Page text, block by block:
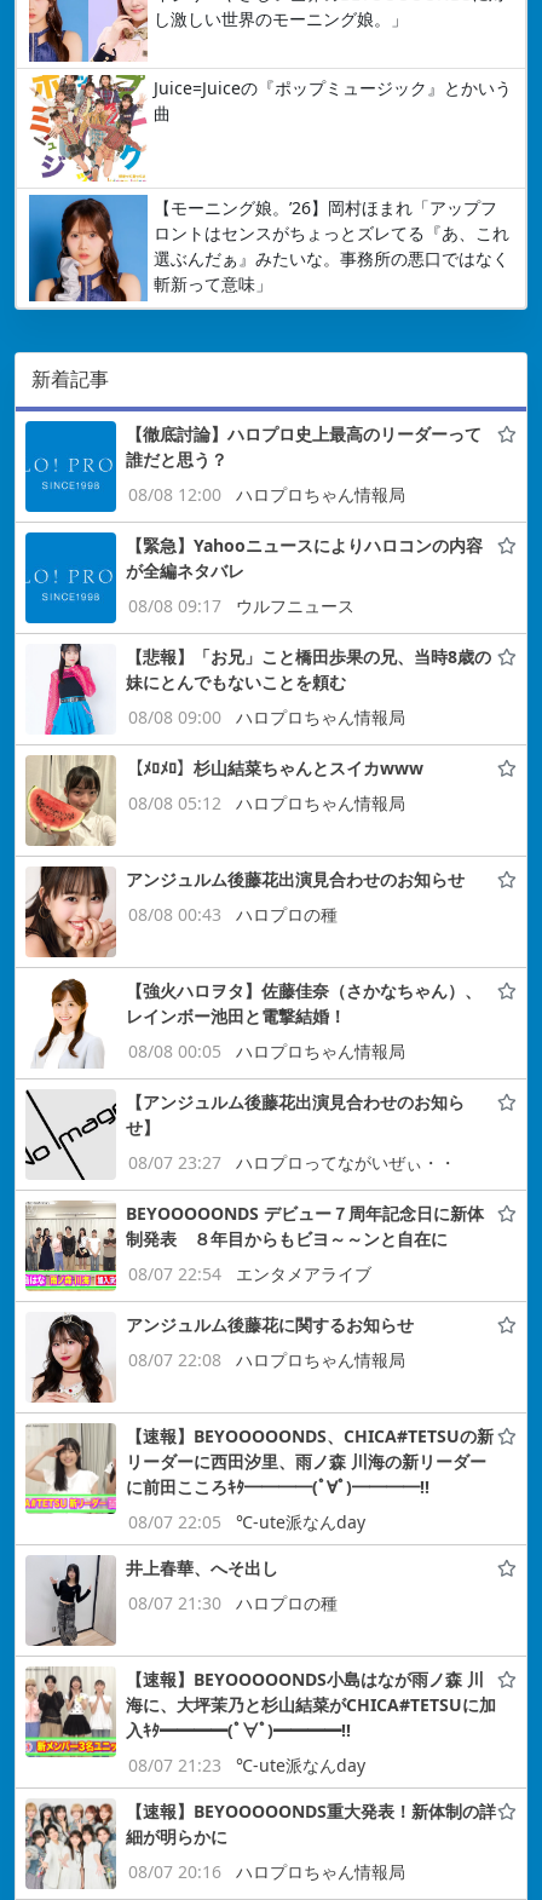
し激しい世界のモーニング娘。」
Juice=Juiceの『ポップミュージック』とかいう
曲
【モーニング娘。’26】岡村ほまれ「アップフ
ロントはセンスがちょっとズレてる『あ、これ
選ぶんだぁ』みたいな。事務所の悪口ではなく
斬新って意味」
新着記事
【徹底討論】ハロプロ史上最高のリーダーって
誰だと思う？
08/08 12:00
ハロプロちゃん情報局
【緊急】Yahooニュースによりハロコンの内容
が全編ネタバレ
08/08 09:17
ウルフニュース
【悲報】「お兄」こと橋田歩果の兄、当時8歳の
妹にとんでもないことを頼む
08/08 09:00
ハロプロちゃん情報局
【ﾒﾛﾒﾛ】杉山結菜ちゃんとスイカwww
08/08 05:12
ハロプロちゃん情報局
アンジュルム後藤花出演見合わせのお知らせ
08/08 00:43
ハロプロの種
【強火ハロヲタ】佐藤佳奈（さかなちゃん）、
レインボー池田と電撃結婚！
08/08 00:05
ハロプロちゃん情報局
【アンジュルム後藤花出演見合わせのお知ら
せ】
08/07 23:27
ハロプロってながいぜぃ・・
BEYOOOOONDS デビュー７周年記念日に新体
制発表 ８年目からもビヨ～～ンと自在に
08/07 22:54
エンタメアライブ
アンジュルム後藤花に関するお知らせ
08/07 22:08
ハロプロちゃん情報局
【速報】BEYOOOOONDS、CHICA#TETSUの新
リーダーに西田汐里、雨ノ森 川海の新リーダー
に前田こころｷﾀ━━━━(ﾟ∀ﾟ)━━━━!!
08/07 22:05
℃-ute派なんday
井上春華、へそ出し
08/07 21:30
ハロプロの種
【速報】BEYOOOOONDS小島はなが雨ノ森 川
海に、大坪茉乃と杉山結菜がCHICA#TETSUに加
入ｷﾀ━━━━(ﾟ∀ﾟ)━━━━!!
08/07 21:23
℃-ute派なんday
【速報】BEYOOOOONDS重大発表！新体制の詳
細が明らかに
08/07 20:16
ハロプロちゃん情報局